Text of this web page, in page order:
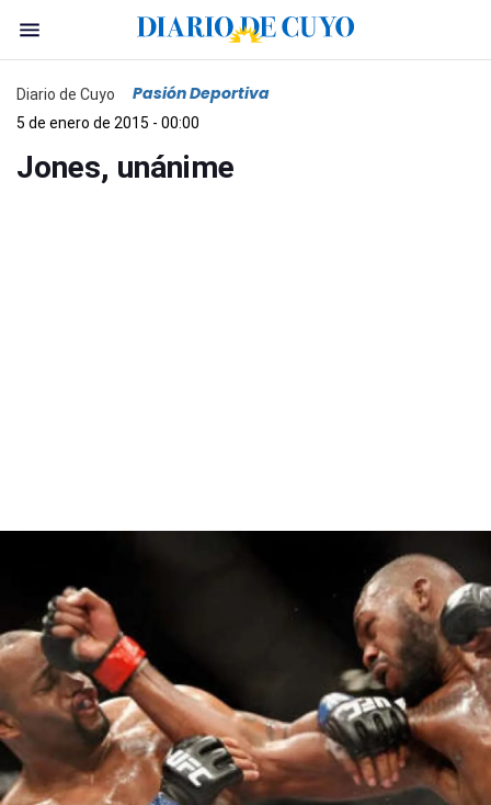
Diario de Cuyo Pasión Deportiva
5 de enero de 2015 - 00:00
Jones, unánime